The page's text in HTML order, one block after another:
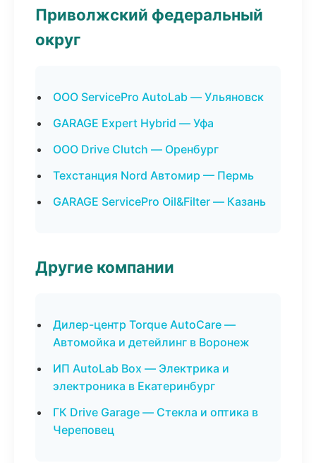
Приволжский федеральный
округ
ООО ServicePro AutoLab — Ульяновск
GARAGE Expert Hybrid — Уфа
ООО Drive Clutch — Оренбург
Техстанция Nord Автомир — Пермь
GARAGE ServicePro Oil&Filter — Казань
Другие компании
Дилер-центр Torque AutoCare —
Автомойка и детейлинг в Воронеж
ИП AutoLab Box — Электрика и
электроника в Екатеринбург
ГК Drive Garage — Стекла и оптика в
Череповец